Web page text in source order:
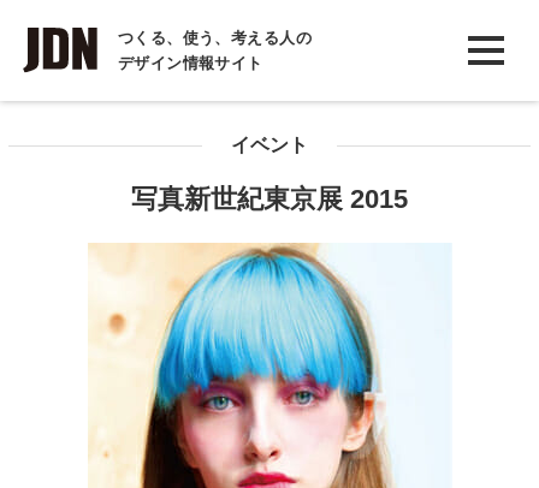
つくる、使う、考える人の
デザイン情報サイト
INTERVIEW
インタビュー
イベント
写真新世紀東京展 2015